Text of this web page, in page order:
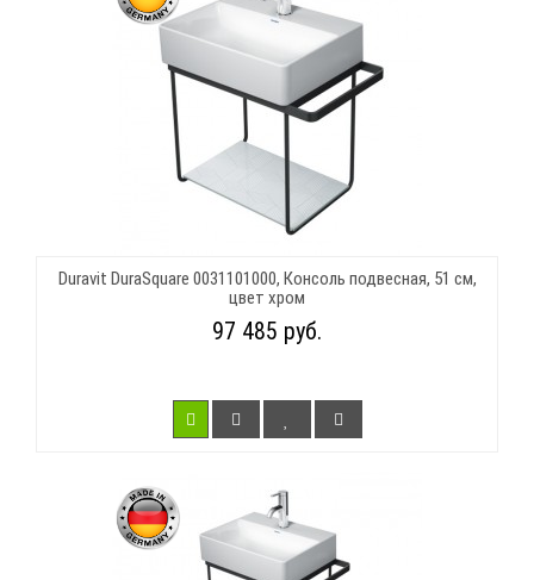
Duravit DuraSquare 0031101000, Консоль подвесная, 51 см,
цвет хром
97 485 руб.